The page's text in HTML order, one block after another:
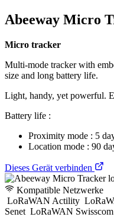
Abeeway Micro
Micro tracker
Multi-mode tracker with
size and long battery life.
Light, handy, yet powerful.
Battery life :
Proximity mode : 5
Location mode : 90
Dieses Gerät verbinden
Kompatible Netzwerke
LoRaWAN Actility
Senet LoRaWAN Swisscom